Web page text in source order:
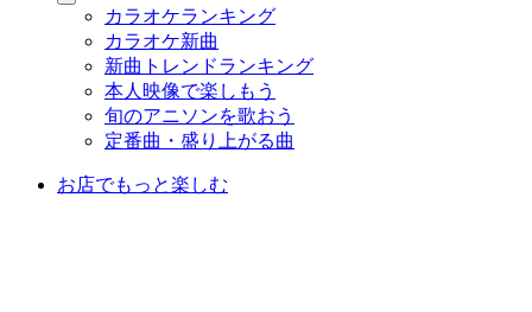
カラオケランキング
カラオケ新曲
新曲トレンドランキング
本人映像で楽しもう
旬のアニソンを歌おう
定番曲・盛り上がる曲
お店でもっと楽しむ